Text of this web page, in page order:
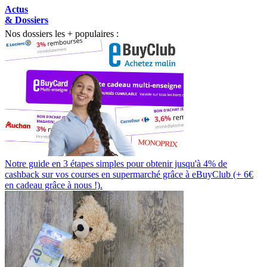
Actus
& Dossiers
Nos dossiers les + populaires :
Notre guide en 3 étapes simples pour obtenir jusqu'à 4% de
cashback sur vos courses en supermarché grâce à eBuyClub (+ 6€
en cadeau grâce à nous !).